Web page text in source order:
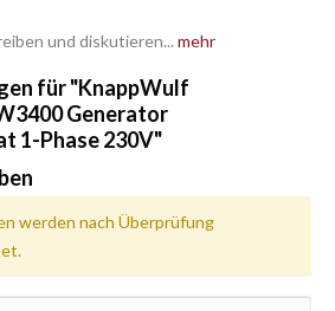
und diskutieren... mehr
für "KnappWulf
Generator
1-Phase 230V"
werden nach Überprüfung